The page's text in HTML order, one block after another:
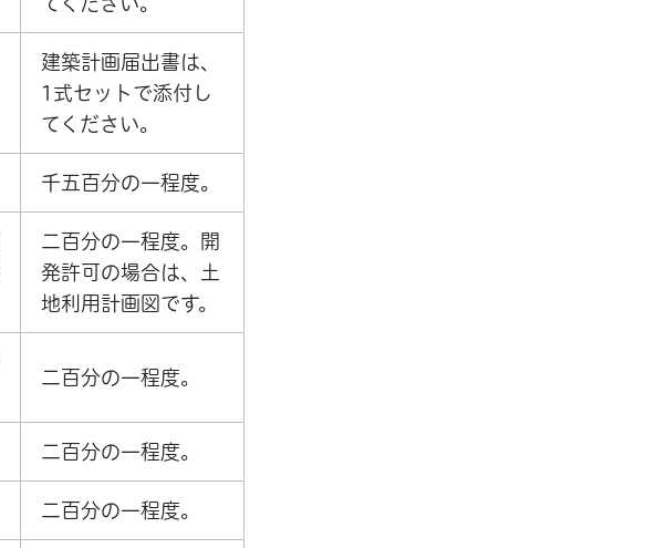
建築計画届出書は、
1式セットで添付し
てください。
千五百分の一程度。
二百分の一程度。開
発許可の場合は、土
地利用計画図です。
二百分の一程度。
二百分の一程度。
二百分の一程度。